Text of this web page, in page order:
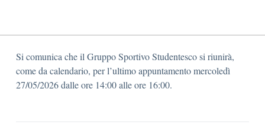
Si comunica che il Gruppo Sportivo Studentesco si riunirà,
come da calendario, per l’ultimo appuntamento mercoledì
27/05/2026 dalle ore 14:00 alle ore 16:00.